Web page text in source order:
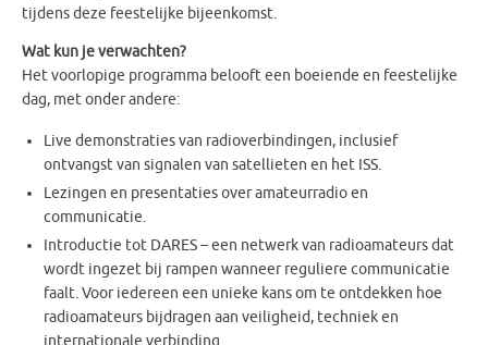
tijdens deze feestelijke bijeenkomst.
Wat kun je verwachten?
Het voorlopige programma belooft een boeiende en feestelijke
dag, met onder andere:
Live demonstraties van radioverbindingen, inclusief
ontvangst van signalen van satellieten en het ISS.
Lezingen en presentaties over amateurradio en
communicatie.
Introductie tot DARES – een netwerk van radioamateurs dat
wordt ingezet bij rampen wanneer reguliere communicatie
faalt. Voor iedereen een unieke kans om te ontdekken hoe
radioamateurs bijdragen aan veiligheid, techniek en
internationale verbinding.